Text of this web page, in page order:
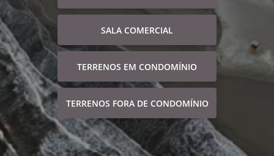
SALA COMERCIAL
TERRENOS EM CONDOMÍNIO
TERRENOS FORA DE CONDOMÍNIO